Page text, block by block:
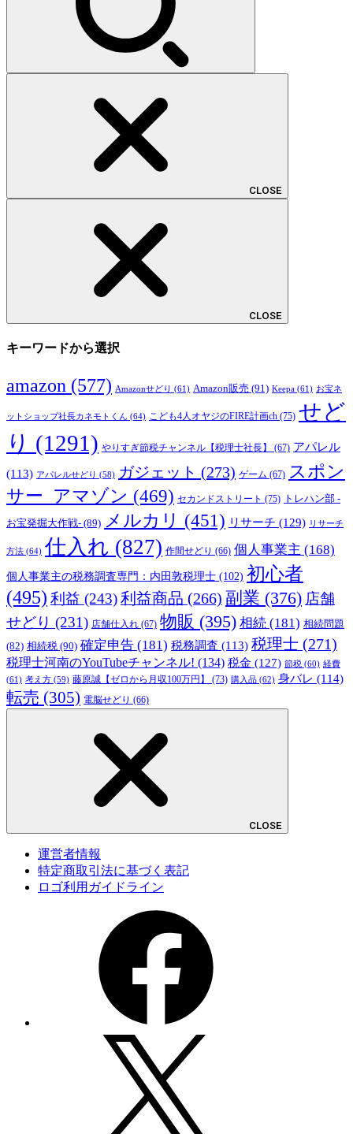
CLOSE
CLOSE
キーワードから選択
amazon (577) Amazonせどり (61) Amazon販売 (91) Keepa (61) お宝ネ
ットショップ社長カネモトくん (64) こども4人オヤジのFIRE計画ch (75) せど
り (1291) やりすぎ節税チャンネル【税理士社長】 (67) アパレル
(113) アパレルせどり (58) ガジェット (273) ゲーム (67) スポン
サー_アマゾン (469) セカンドストリート (75) トレハン部 -
お宝発掘大作戦- (89) メルカリ (451) リサーチ (129) リサーチ
方法 (64) 仕入れ (827) 作間せどり (66) 個人事業主 (168)
個人事業主の税務調査専門：内田敦税理士 (102) 初心者
(495) 利益 (243)利益商品 (266) 副業 (376) 店舗
せどり (231) 店舗仕入れ (67) 物販 (395) 相続 (181) 相続問題
(82) 相続税 (90) 確定申告 (181) 税務調査 (113) 税理士 (271)
税理士河南のYouTubeチャンネル! (134) 税金 (127) 節税 (60) 経費
(61) 考え方 (59) 藤原誠【ゼロから月収100万円】 (73) 購入品 (62) 身バレ (114)
転売 (305) 電脳せどり (66)
CLOSE
運営者情報
特定商取引法に基づく表記
ロゴ利用ガイドライン